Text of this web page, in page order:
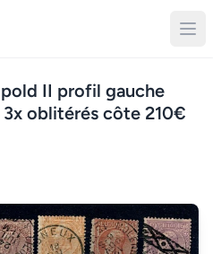
II profil gauche
oblitérés côte 210€